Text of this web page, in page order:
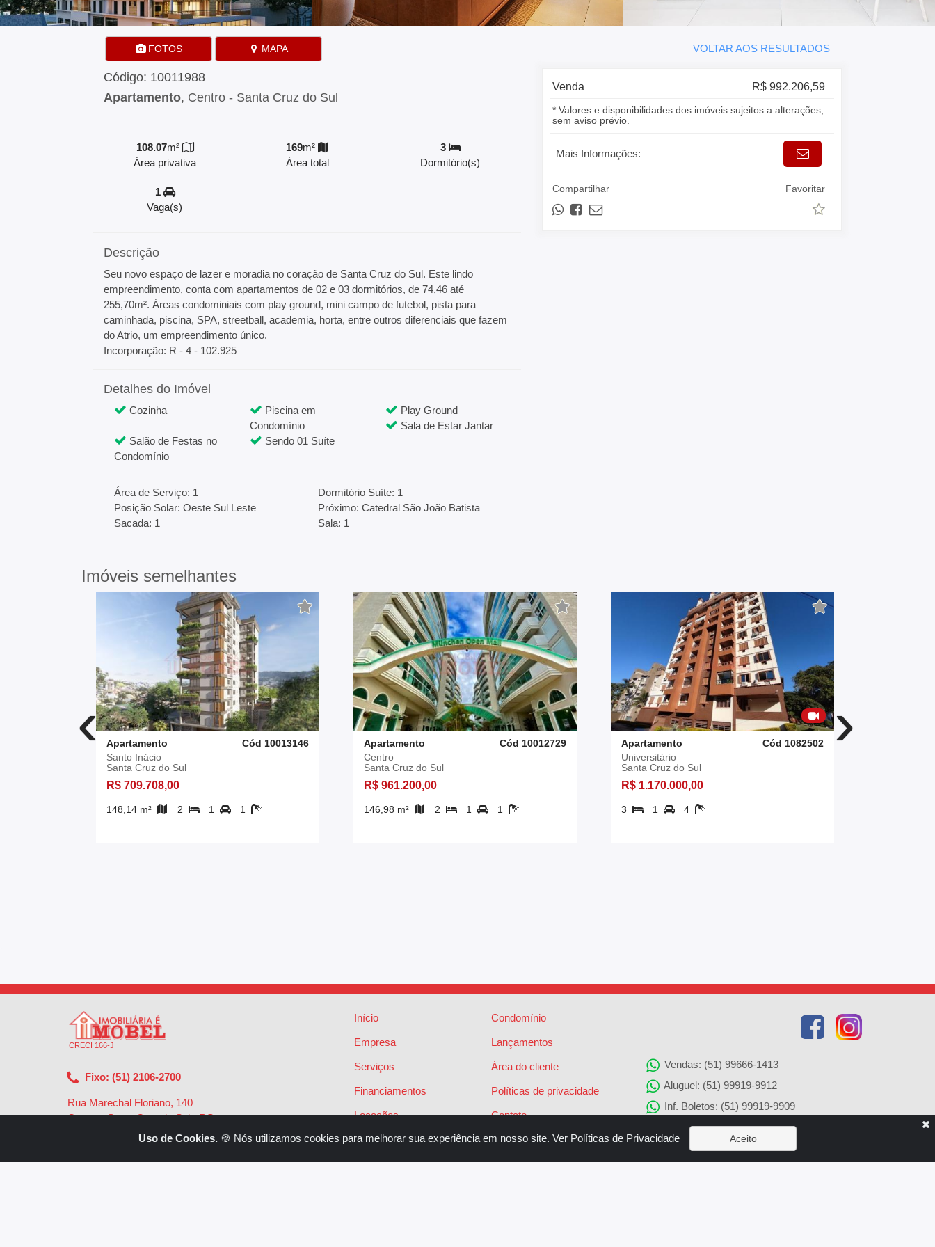
FOTOS MAPA VOLTAR AOS RESULTADOS
Código: 10011988
Apartamento, Centro - Santa Cruz do Sul
108.07m²
Área privativa
169m²
Área total
3
Dormitório(s)
1
Vaga(s)
Descrição
Seu novo espaço de lazer e moradia no coração de Santa Cruz do Sul. Este lindo
empreendimento, conta com apartamentos de 02 e 03 dormitórios, de 74,46 até
255,70m². Áreas condominiais com play ground, mini campo de futebol, pista para
caminhada, piscina, SPA, streetball, academia, horta, entre outros diferenciais que fazem
do Atrio, um empreendimento único.
Incorporação: R - 4 - 102.925
Detalhes do Imóvel
Cozinha
Piscina em
Condomínio
Play Ground
Sala de Estar Jantar
Salão de Festas no
Condomínio
Sendo 01 Suíte
Área de Serviço: 1
Dormitório Suíte: 1
Posição Solar: Oeste Sul Leste
Próximo: Catedral São João Batista
Sacada: 1
Sala: 1
Venda R$ 992.206,59
* Valores e disponibilidades dos imóveis sujeitos a alterações,
sem aviso prévio.
Mais Informações:
Compartilhar Favoritar
Imóveis semelhantes
‹ Apartamento
Cód 10013146
Santo Inácio
Santa Cruz do Sul
R$ 709.708,00
148,14 m² 2 1 1
Apartamento
Cód 10012729
Centro
Santa Cruz do Sul
R$ 961.200,00
146,98 m² 2 1 1
Apartamento
Cód 1082502
Universitário
Santa Cruz do Sul
R$ 1.170.000,00
3 1 4
›
CRECI 166-J
Fixo: (51) 2106-2700
Rua Marechal Floriano, 140
Centro - Santa Cruz do Sul - RS -
Início
Empresa
Serviços
Financiamentos
Locações
Vendas
Condomínio
Lançamentos
Área do cliente
Políticas de privacidade
Contato
Vendas: (51) 99666-1413
Aluguel: (51) 99919-9912
Inf. Boletos: (51) 99919-9909
Agenciamento de Imóveis: (51) 99919-9905
Solicitação de Reparos: (51) 99919-9907
Uso de Cookies. 🍪 Nós utilizamos cookies para melhorar sua experiência em nosso site. Ver Políticas de Privacidade Aceito